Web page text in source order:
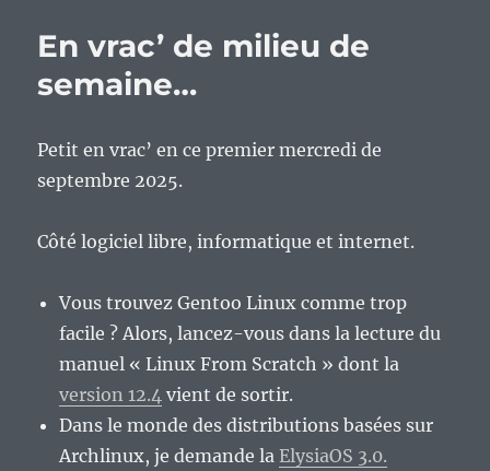
En vrac’ de milieu de
semaine…
Petit en vrac’ en ce premier mercredi de
septembre 2025.
Côté logiciel libre, informatique et internet.
Vous trouvez Gentoo Linux comme trop
facile ? Alors, lancez-vous dans la lecture du
manuel « Linux From Scratch » dont la
version 12.4 vient de sortir.
Dans le monde des distributions basées sur
Archlinux, je demande laElysiaOS 3.0.